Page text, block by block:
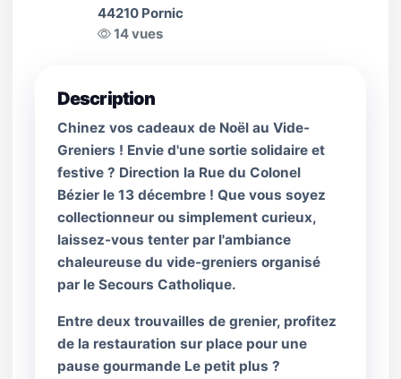
44210 Pornic
14 vues
Description
Chinez vos cadeaux de Noël au Vide-
Greniers ! Envie d'une sortie solidaire et
festive ? Direction la Rue du Colonel
Bézier le 13 décembre ! Que vous soyez
collectionneur ou simplement curieux,
laissez-vous tenter par l'ambiance
chaleureuse du vide-greniers organisé
par le Secours Catholique.
Entre deux trouvailles de grenier, profitez
de la restauration sur place pour une
pause gourmande Le petit plus ?